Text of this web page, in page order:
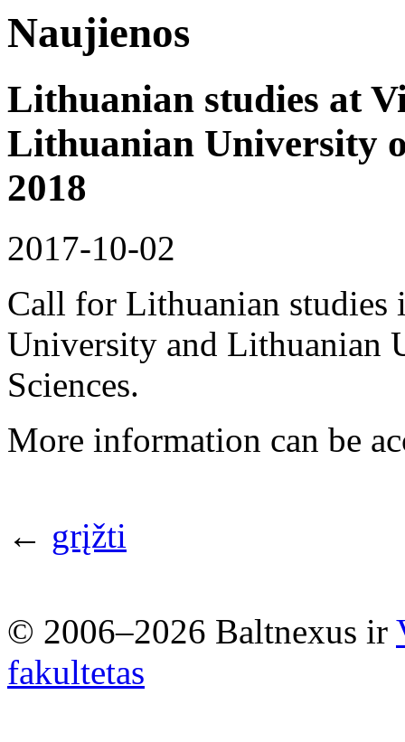
Naujienos
Lithuanian studies at
Lithuanian University
2018
2017-10-02
Call for Lithuanian studies
University and Lithuanian
Sciences.
More information can be
← grįžti
© 2006–2026 Baltnexus ir
fakultetas